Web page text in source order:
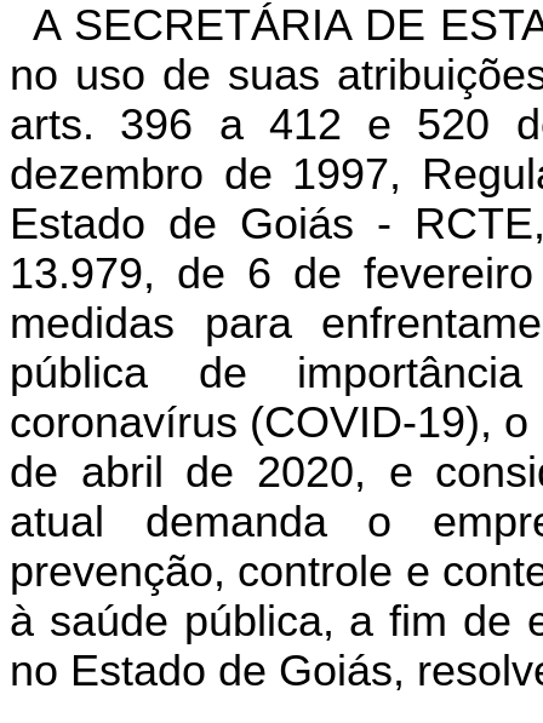
A SECRETÁRIA DE
no uso de suas
arts. 396 a 412 e 520
dezembro de 1997,
Estado de Goiás -
13.979, de 6 de
medidas para
pública de
coronavírus (COVID-19),
de abril de 2020, e
atual demanda o
prevenção, controle e
à saúde pública, a ﬁm de
no Estado de Goiás,